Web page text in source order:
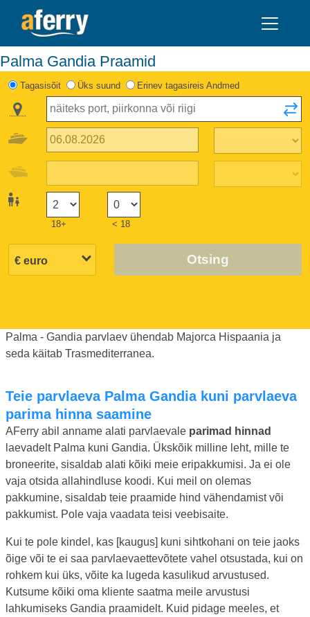
Palma Gandia Praamid
Tagasisõit Üks suund Erinev tagasireis Andmed
18+ < 18
Otsing
Palma - Gandia parvlaev ühendab Majorca Hispaania ja
seda käitab Trasmediterranea.
Teie parvlaeva Palma Gandia kuni parvlaeva
parima hinna saamine
AFerry abil anname alati parvlaevale parimad hinnad
laevadelt Palma kuni Gandia. Ükskõik milline leht, mille te
broneerite, sisaldab alati kõiki meie eripakkumisi. Ja ei ole
vaja otsida allahindluse koodi. Kui meil on olemas
pakkumine, sisaldab teie praamide hind vähendamist või
pakkumist. Pole vaja vaadata teisi veebisaite.
Kui te pole kindel, kas [kaugus] kuni sihtkohani on teie jaoks
õige või te ei saa parvlaevaettevõtete vahel otsustada, kui on
rohkem kui üks, võite ka lugeda kasulikud arvustused.
Kutsume kõiki oma kliente saatma meile arvustusi
lahkumiseks Gandia praamidelt. Kuid pidage meeles, et